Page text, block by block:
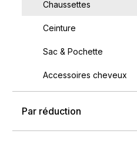
Chaussettes
Ceinture
Sac & Pochette
Accessoires cheveux
Par réduction